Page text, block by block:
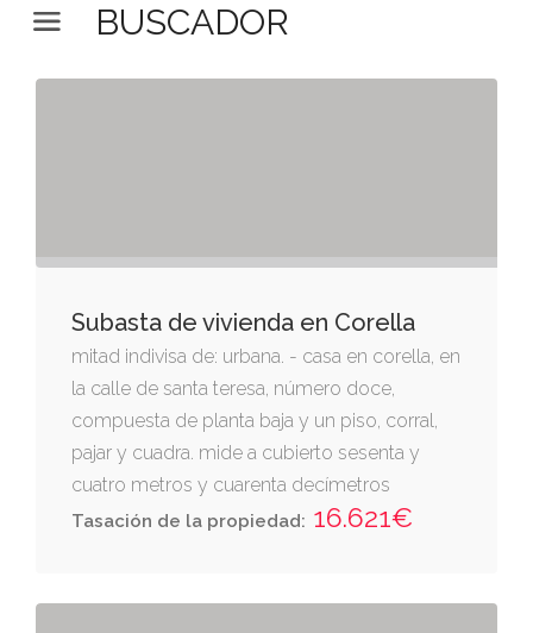
BUSCADOR
Subasta de vivienda en Corella
mitad indivisa de: urbana. - casa en corella, en
la calle de santa teresa, número doce,
compuesta de planta baja y un piso, corral,
pajar y cuadra. mide a cubierto sesenta y
cuatro metros y cuarenta decímetros
cuadrados y a descubierto treinta y cinco
Tasación de la propiedad: 16.621€